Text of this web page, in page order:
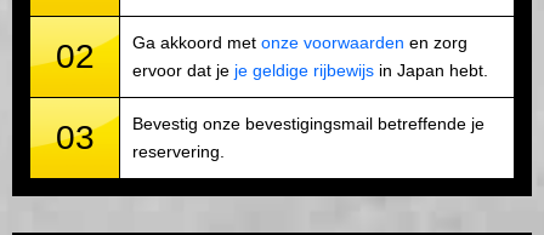
02 Ga akkoord met onze voorwaarden en zorg
ervoor dat je je geldige rijbewijs in Japan hebt.
03
Bevestig onze bevestigingsmail betreffende je
reservering.